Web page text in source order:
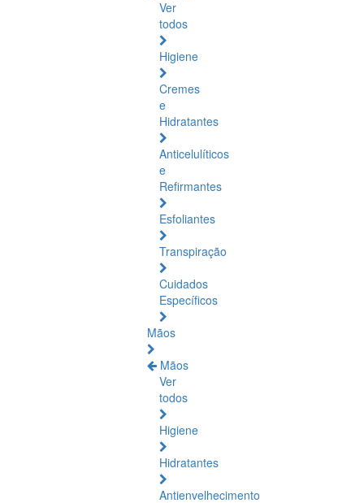
Ver
todos
Higiene
Cremes
e
Hidratantes
Anticelulíticos
e
Refirmantes
Esfoliantes
Transpiração
Cuidados
Específicos
Mãos
Mãos
Ver
todos
Higiene
Hidratantes
Antienvelhecimento